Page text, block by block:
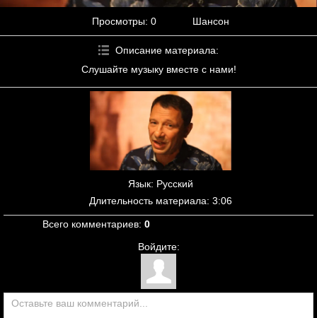
Просмотры: 0 Шансон
Описание материала:
Слушайте музыку вместе с нами!
Язык: Русский
Длительность материала: 3:06
Всего комментариев: 0
Войдите: